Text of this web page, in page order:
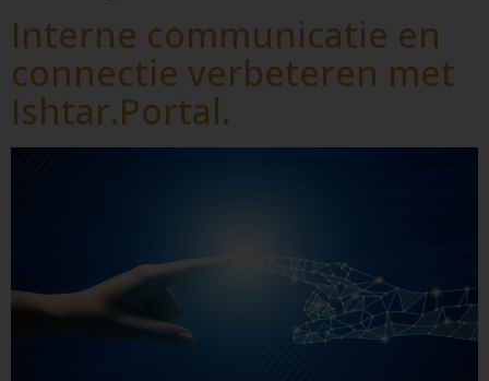
Interne communicatie en
connectie verbeteren met
Ishtar.Portal.